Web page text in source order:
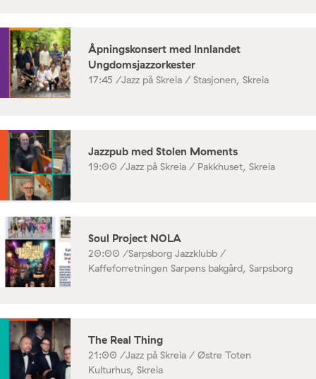
Åpningskonsert med Innlandet
Ungdomsjazzorkester
17:45 /Jazz på Skreia / Stasjonen, Skreia
Jazzpub med Stolen Moments
19:00 /Jazz på Skreia / Pakkhuset, Skreia
Soul Project NOLA
20:00 /Sarpsborg Jazzklubb /
Kaffeforretningen Sarpens bakgård, Sarpsborg
The Real Thing
21:00 /Jazz på Skreia / Østre Toten
Kulturhus, Skreia